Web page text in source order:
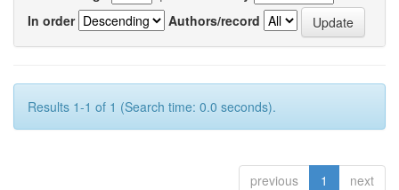
In order
Authors/record
Results 1-1 of 1 (Search time: 0.0 seconds).
previous 1 next